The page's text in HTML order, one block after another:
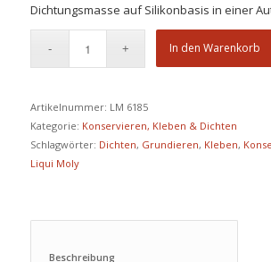
Dichtungsmasse auf Silikonbasis in einer
In den Warenkorb
Artikelnummer: LM 6185
Kategorie: Konservieren, Kleben & Dichten
Schlagwörter: Dichten, Grundieren, Kleben,
Liqui Moly